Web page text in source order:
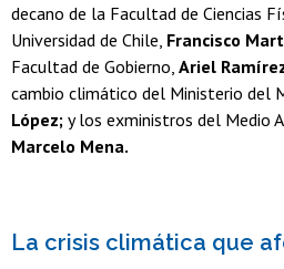
decano de la Facultad de Ciencias
Universidad de Chile, Francisco
Facultad de Gobierno, Ariel
cambio climático del Ministerio del
López; y los exministros del Medio
Marcelo Mena.
La crisis climática que